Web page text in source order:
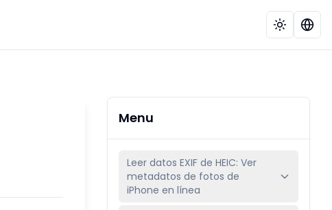
Menu
Leer datos EXIF de HEIC: Ver
metadatos de fotos de
iPhone en línea